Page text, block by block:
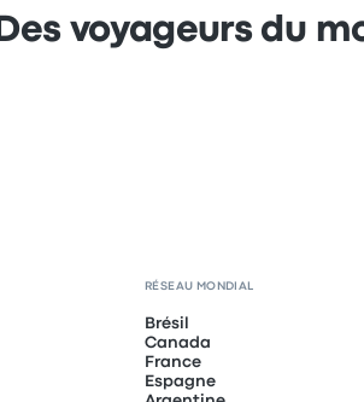
Des voyageurs du
RÉSEAU MONDIAL
Brésil
Canada
France
Espagne